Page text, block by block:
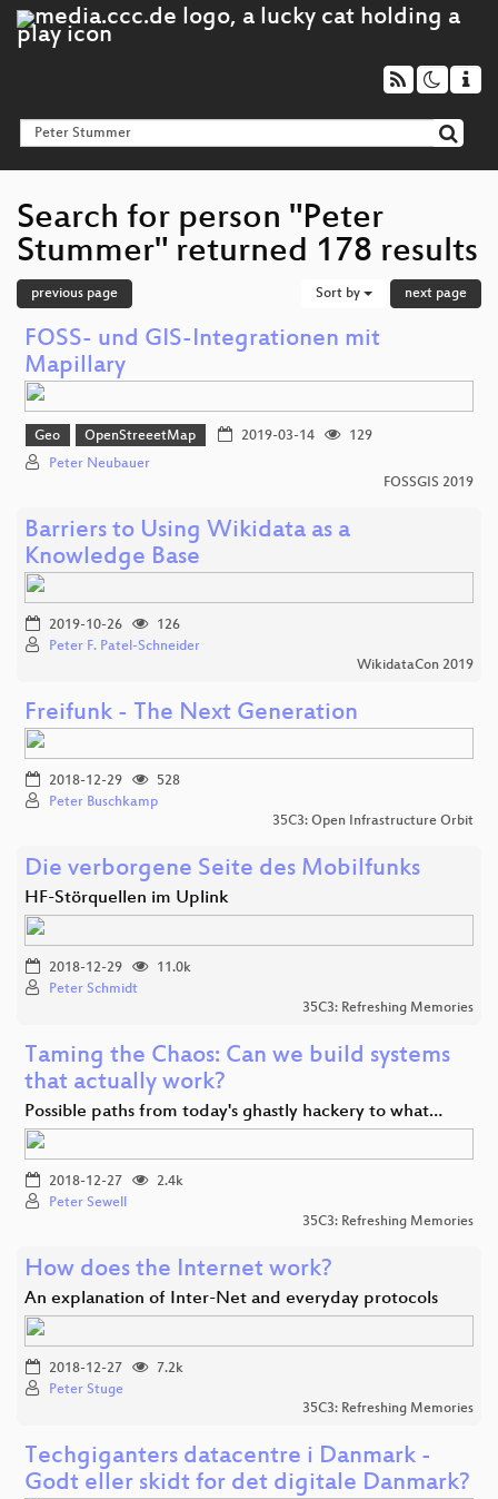
Search for person "Peter
Stummer" returned 178 results
previous page Sort by next page
FOSS- und GIS-Integrationen mit
Mapillary
Geo OpenStreeetMap 2019-03-14
129
Peter Neubauer
FOSSGIS 2019
Barriers to Using Wikidata as a
Knowledge Base
2019-10-26
126
Peter F. Patel-Schneider
WikidataCon 2019
Freifunk - The Next Generation
2018-12-29
528
Peter Buschkamp
35C3: Open Infrastructure Orbit
Die verborgene Seite des Mobilfunks
HF-Störquellen im Uplink
2018-12-29
11.0k
Peter Schmidt
35C3: Refreshing Memories
Taming the Chaos: Can we build systems
that actually work?
Possible paths from today's ghastly hackery to what…
2018-12-27
2.4k
Peter Sewell
35C3: Refreshing Memories
How does the Internet work?
An explanation of Inter-Net and everyday protocols
2018-12-27
7.2k
Peter Stuge
35C3: Refreshing Memories
Techgiganters datacentre i Danmark -
Godt eller skidt for det digitale Danmark?